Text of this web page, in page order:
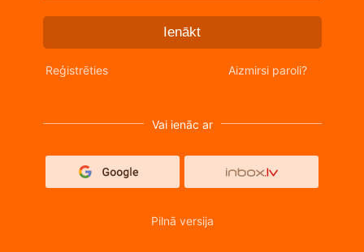
Ienākt
Reģistrēties Aizmirsi paroli?
Vai ienāc ar
Pilnā versija